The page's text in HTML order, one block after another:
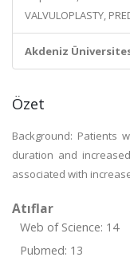
VALVULOPLASTY,
Akdeniz
Özet
Background: Patients
duration and
associated with
Atıflar
Web of Science: 14
Pubmed: 13